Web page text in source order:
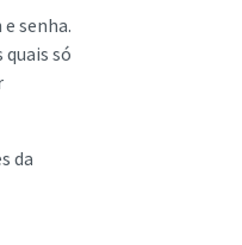
senha.
só
da